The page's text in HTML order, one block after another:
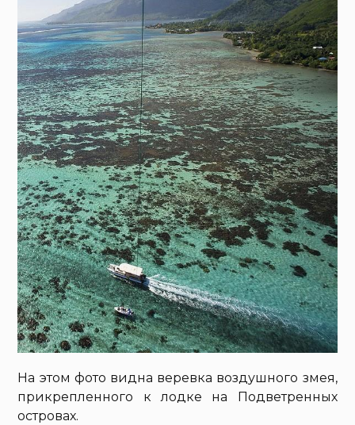
На этом фото видна веревка воздушного змея,
прикрепленного к лодке на Подветренных
островах.